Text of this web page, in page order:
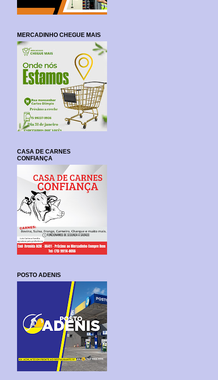
MERCADINHO CHEGUE MAIS
CASA DE CARNES
CONFIANÇA
POSTO ADENIS